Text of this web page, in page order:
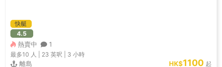
快艇
4.5
熱賣中 1
最多10 人 | 23 英呎 3 小時
離島 HK$1100 起